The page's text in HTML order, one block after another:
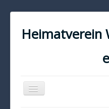
Heimatverein
Navigation
an/aus